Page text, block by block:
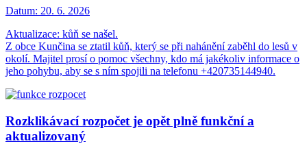
Datum: 20. 6. 2026
Aktualizace: kůň se našel.
Z obce Kunčina se ztatil kůň, který se při nahánění zaběhl do lesů v
okolí. Majitel prosí o pomoc všechny, kdo má jakékoliv informace o
jeho pohybu, aby se s ním spojili na telefonu +420735144940.
Rozklikávací rozpočet je opět plně funkční a
aktualizovaný